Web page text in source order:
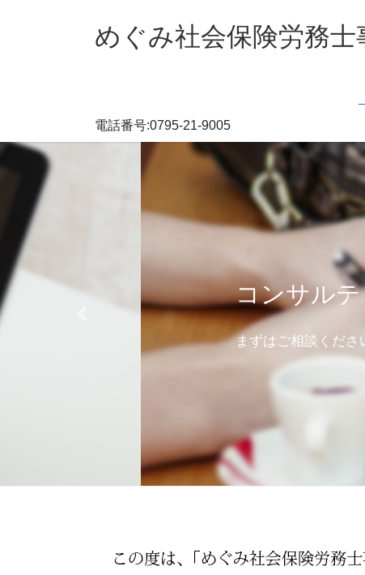
キ
に
めぐみ社会保険労務士
電話番号:0795-21-9005
コンサルティングから
まずはご相談ください